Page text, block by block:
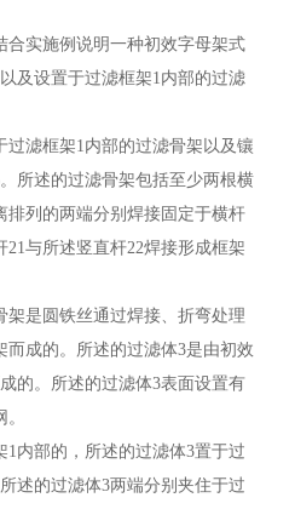
合实施例说明一种初效字母架式
及设置于过滤框架1内部的过滤
过滤框架1内部的过滤骨架以及镶
所述的过滤骨架包括至少两根横
排列的两端分别焊接固定于横杆
21与所述竖直杆22焊接形成框架
是圆铁丝通过焊接、折弯处理
而成的。所述的过滤体3是由初效
的。所述的过滤体3表面设置有
内部的，所述的过滤体3置于过
述的过滤体3两端分别夹住于过